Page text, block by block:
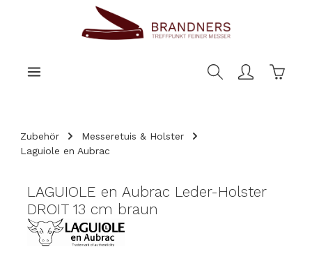
Zubehör
Messeretuis & Holster
Laguiole en Aubrac
LAGUIOLE en Aubrac Leder-Holster
DROIT 13 cm braun